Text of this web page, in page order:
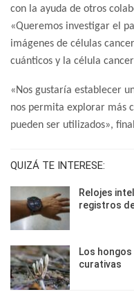
con la ayuda de otros
«Queremos investigar el
imágenes de células
cuánticos y la célula
«Nos gustaría establecer
nos permita explorar más
pueden ser utilizados»,
QUIZÁ TE INTERESE:
Relojes
registros
Los
curativas